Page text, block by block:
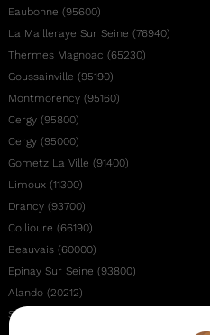
Eaubonne (95600)
La Mailleraye Sur Seine (76940)
Thermes Magnoac (65230)
Goussainville (95190)
Montmorency (95160)
Cergy (95800)
Cergy (95000)
Gometz La Ville (91400)
Limoux (11300)
Drancy (93700)
Collioure (66190)
Beauvais (60000)
Epinay Sur Seine (93800)
Alando (20212)
Saint Brice Sous Foret (95350)